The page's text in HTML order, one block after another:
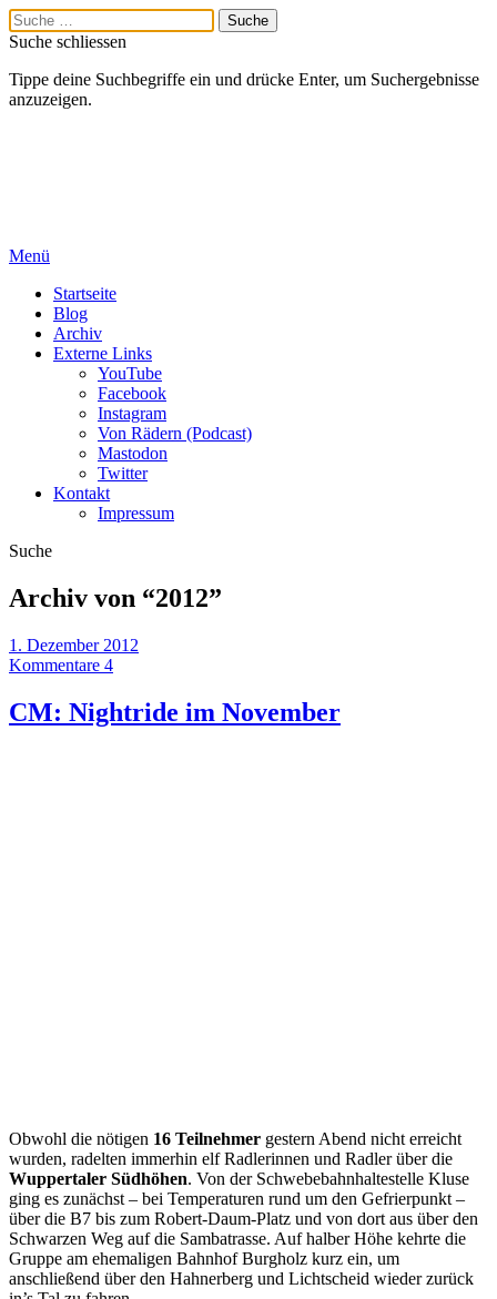
Suche schliessen
Tippe deine Suchbegriffe ein und drücke Enter, um Suchergebnisse
anzuzeigen.
Menü
Startseite
Blog
Archiv
Externe Links
YouTube
Facebook
Instagram
Von Rädern (Podcast)
Mastodon
Twitter
Kontakt
Impressum
Suche
Archiv von “2012”
1. Dezember 2012
Kommentare 4
CM: Nightride im November
Obwohl die nötigen 16 Teilnehmer gestern Abend nicht erreicht
wurden, radelten immerhin elf Radlerinnen und Radler über die
Wuppertaler Südhöhen. Von der Schwebebahnhaltestelle Kluse
ging es zunächst – bei Temperaturen rund um den Gefrierpunkt –
über die B7 bis zum Robert-Daum-Platz und von dort aus über den
Schwarzen Weg auf die Sambatrasse. Auf halber Höhe kehrte die
Gruppe am ehemaligen Bahnhof Burgholz kurz ein, um
anschließend über den Hahnerberg und Lichtscheid wieder zurück